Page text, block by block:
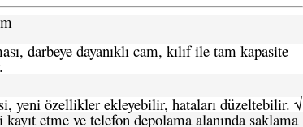
darbeye dayanıklı cam, kılıf ile tam kapasite
yeni özellikler ekleyebilir, hataları düzeltebilir. √
etme ve telefon depolama alanında saklama